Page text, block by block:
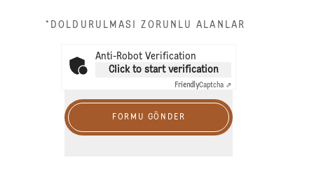
*DOLDURULMASI ZORUNLU ALANLAR
Anti-Robot Verification
Click to start verification
FriendlyCaptcha ⇗
FORMU GÖNDER